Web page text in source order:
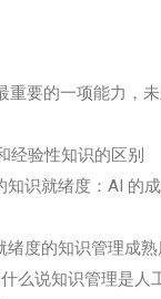
重要的一项能力，
经验性知识的区别
知识就绪度：AI 的
绪度的知识管理成
么说知识管理是人